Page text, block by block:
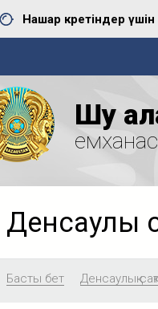
Нашар көретіндер үшін
Шу
Денсаулық
Басты бет Денсаулық